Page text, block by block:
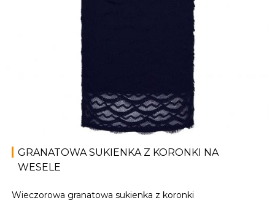
GRANATOWA SUKIENKA Z KORONKI NA
WESELE
Wieczorowa granatowa sukienka z koronki